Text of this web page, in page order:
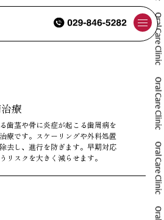
防ぐ｜アントラーズの歯周病治療
療
歯茎や骨に炎症が起こる歯周病を
療です。スケーリングや外科処置
去し、進行を防ぎます。早期対応
リスクを大きく減らせます。